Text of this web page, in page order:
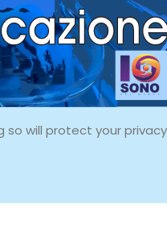
will protect your